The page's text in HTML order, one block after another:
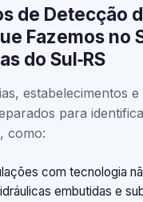
de Detecção
Fazemos no
do Sul‑RS
estabelecimentos
para
como:
com tecnologia
embutidas e